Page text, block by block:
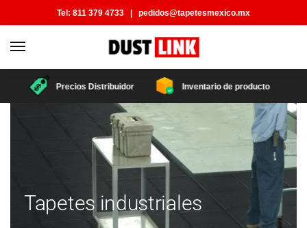
Tel: 811 379 4733 | pedidos@tapetesmexico.mx
Precios Distribuidor Inventario de producto
Tapetes industriales